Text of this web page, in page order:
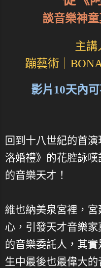
談音樂神
主講
蹦藝術｜
影片10天內
回到十八世紀的首
洛婚禮》的花腔詠
的音樂天才！
維也納美泉宮裡，
心，引發天才音樂
的音樂委託人，其
生中最後也最偉大